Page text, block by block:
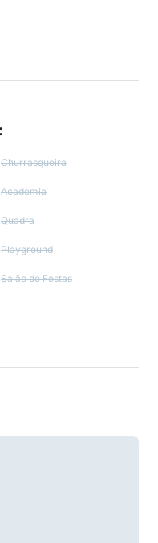
:
Churrasqueira
Academia
Quadra
Playground
Salão de Festas